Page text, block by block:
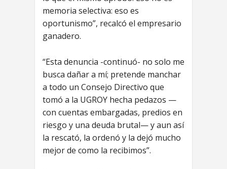
memoria selectiva: eso es
oportunismo”, recalcó el empresario
ganadero.
“Esta denuncia -continuó- no solo me
busca dañar a mí; pretende manchar
a todo un Consejo Directivo que
tomó a la UGROY hecha pedazos —
con cuentas embargadas, predios en
riesgo y una deuda brutal— y aun así
la rescató, la ordenó y la dejó mucho
mejor de como la recibimos”.